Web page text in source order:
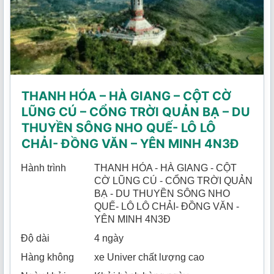
THANH HÓA – HÀ GIANG – CỘT CỜ
LŨNG CÚ – CỔNG TRỜI QUẢN BẠ – DU
THUYỀN SÔNG NHO QUẾ- LÔ LÔ
CHẢI- ĐỒNG VĂN – YÊN MINH 4N3Đ
Hành trình
THANH HÓA - HÀ GIANG - CỘT
CỜ LŨNG CÚ - CỔNG TRỜI QUẢN
BẠ - DU THUYỀN SÔNG NHO
QUẾ- LÔ LÔ CHẢI- ĐỒNG VĂN -
YÊN MINH 4N3Đ
Độ dài
4 ngày
Hàng không
xe Univer chất lượng cao